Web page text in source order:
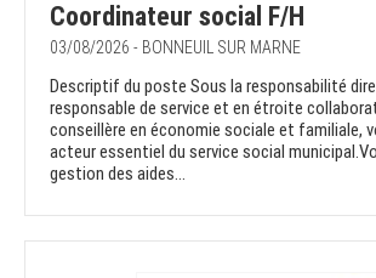
Coordinateur social F/H
03/08/2026 - BONNEUIL SUR MARNE
Descriptif du poste Sous la responsabilité
responsable de service et en étroite
conseillère en économie sociale et familiale,
acteur essentiel du service social
gestion des aides...